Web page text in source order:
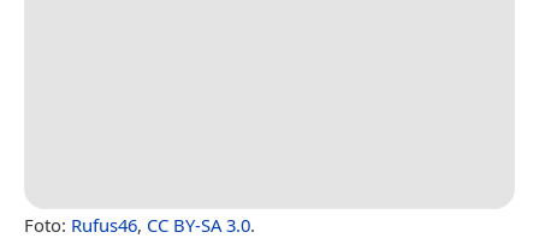
Foto: Rufus46, CC BY-SA 3.0.